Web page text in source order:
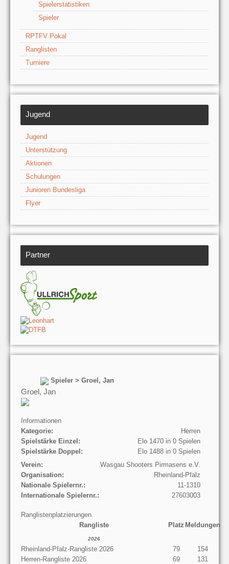
Spielerstatistiken
Spieler
RPTFV Pokal
Ranglisten
Turniere
Jugend
Jugend
Unterstützung
Aktionen
Schulungen
Junioren Bundesliga
Flyer
Partner
Spieler > Groel, Jan
Groel, Jan
Informationen
Kategorie:
Herren
Spielstärke Einzel:
Elo 1470 in 0 Spielen
Spielstärke Doppel:
Elo 1488 in 0 Spielen
Verein:
Wasgau Shooters Pirmasens e.V.
Organisation:
Rheinland-Pfalz
Nationale Spielernr.:
11-1310
Internationale Spielernr.:
27603003
Ranglistenplatzierungen
Rangliste
Platz Meldungen
2026
Rheinland-Pfalz-Rangliste 2026 79
154
Herren-Rangliste 2026
69
131